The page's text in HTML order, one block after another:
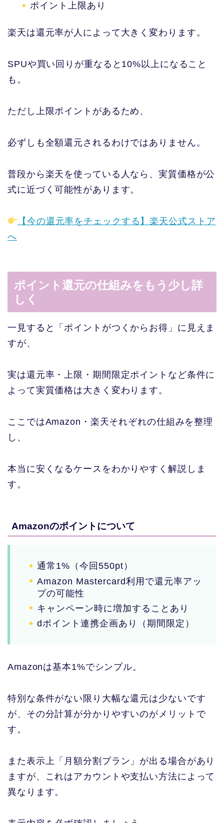
ポイント上限あり
楽天は還元率が人によって大きく変わります。
SPUや買い回りが重なると10%以上になること
も。
ただし上限ポイントがあるため、
必ずしも全額還元されるわけではありません。
普段から楽天を使っている人なら、実質価格が公
式に近づく可能性があります。
【今の還元率をチェックする】楽天公式ストア
へ
ポイント還元の仕組みをもう少し詳
しく
一見すると「ポイントがつくからお得」に見えま
すが、
実は還元率・上限・期間限定ポイントなど条件に
よって実質価格は大きく変わります。
ここではAmazon・楽天それぞれの仕組みを整理
し、
本当に安くなるケースをわかりやすく解説しま
す。
Amazonのポイントについて
通常1%（今回550pt）
Amazon Mastercard利用で還元率アッ
プの可能性
キャンペーン時に増加することあり
dポイント連携企画あり（期間限定）
Amazonは基本1%でシンプル。
特別な条件がない限り大幅な還元は少ないです
が、その分計算が分かりやすいのがメリットで
す。
また表示上「月額分割プラン」が出る場合があり
ますが、これはアカウントや支払い方法によって
異なります。